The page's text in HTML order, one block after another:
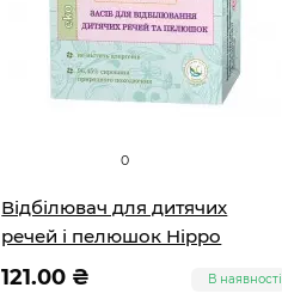
0
Відбілювач для дитячих
речей і пелюшок Hippo
121.00 ₴ В наявності